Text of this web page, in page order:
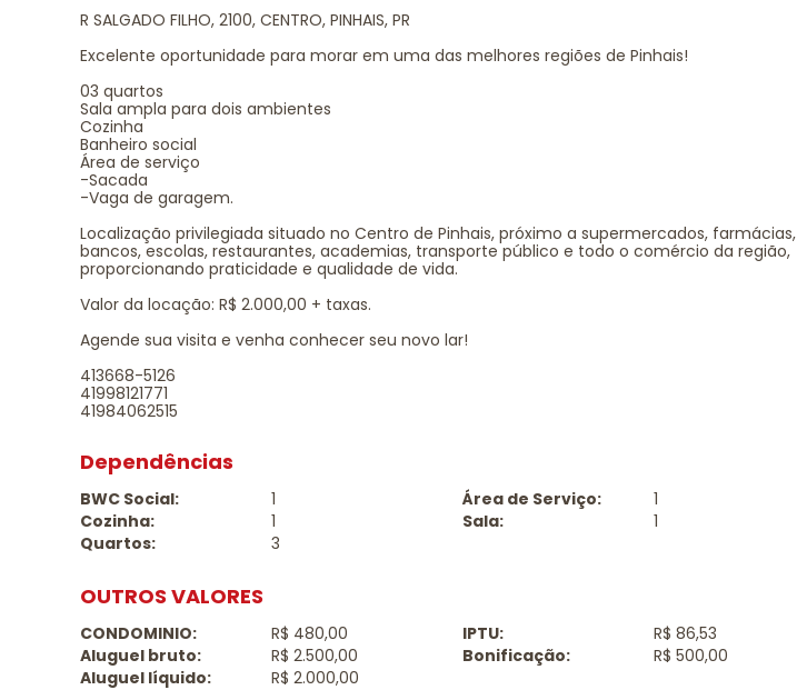
R SALGADO FILHO, 2100, CENTRO, PINHAIS, PR
Excelente oportunidade para morar em uma das melhores regiões de Pinhais!
03 quartos
Sala ampla para dois ambientes
Cozinha
Banheiro social
Área de serviço
-Sacada
-Vaga de garagem.
Localização privilegiada situado no Centro de Pinhais, próximo a supermercados, farmácias,
bancos, escolas, restaurantes, academias, transporte público e todo o comércio da região,
proporcionando praticidade e qualidade de vida.
Valor da locação: R$ 2.000,00 + taxas.
Agende sua visita e venha conhecer seu novo lar!
413668-5126
41998121771
41984062515
Dependências
BWC Social: 1 Área de Serviço:
1
Cozinha:
1 Sala:
1
Quartos:
3
OUTROS VALORES
CONDOMINIO: R$ 480,00 IPTU:
R$ 86,53
Aluguel bruto:
R$ 2.500,00 Bonificação:
R$ 500,00
Aluguel líquido:
R$ 2.000,00